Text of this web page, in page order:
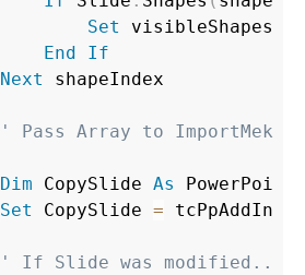
Set visibleShapes
End
If
Next shapeIndex
' Pass Array to
Dim CopySlide As PowerPoint
Set CopySlide = tcPpAddIn
' If Slide was modified...